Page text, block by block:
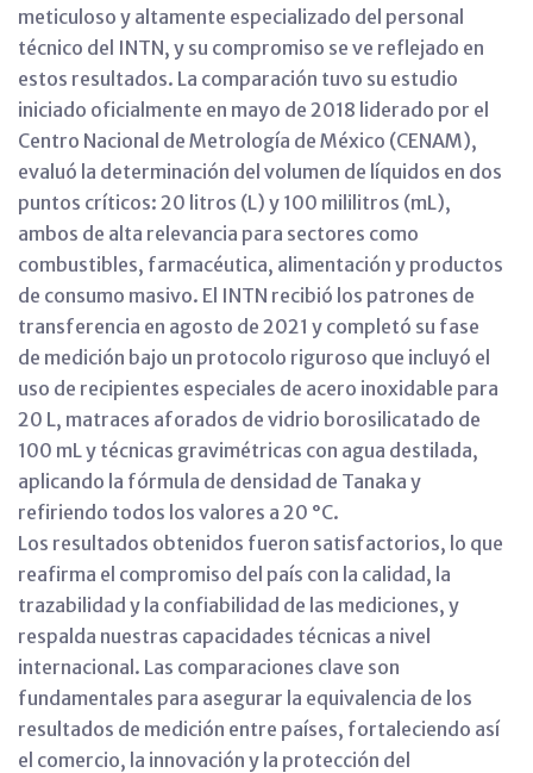
meticuloso y altamente especializado del personal
técnico del INTN, y su compromiso se ve reflejado en
estos resultados. La comparación tuvo su estudio
iniciado oficialmente en mayo de 2018 liderado por el
Centro Nacional de Metrología de México (CENAM),
evaluó la determinación del volumen de líquidos en dos
puntos críticos: 20 litros (L) y 100 mililitros (mL),
ambos de alta relevancia para sectores como
combustibles, farmacéutica, alimentación y productos
de consumo masivo. El INTN recibió los patrones de
transferencia en agosto de 2021 y completó su fase
de medición bajo un protocolo riguroso que incluyó el
uso de recipientes especiales de acero inoxidable para
20 L, matraces aforados de vidrio borosilicatado de
100 mL y técnicas gravimétricas con agua destilada,
aplicando la fórmula de densidad de Tanaka y
refiriendo todos los valores a 20 °C.
Los resultados obtenidos fueron satisfactorios, lo que
reafirma el compromiso del país con la calidad, la
trazabilidad y la confiabilidad de las mediciones, y
respalda nuestras capacidades técnicas a nivel
internacional. Las comparaciones clave son
fundamentales para asegurar la equivalencia de los
resultados de medición entre países, fortaleciendo así
el comercio, la innovación y la protección del